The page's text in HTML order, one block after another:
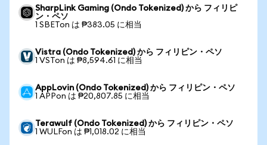
SharpLink Gaming (Ondo Tokenized) から フィリピ
ン・ペソ
1 SBETon は ₱383.05 に相当
Vistra (Ondo Tokenized) から フィリピン・ペソ
1 VSTon は ₱8,594.61 に相当
AppLovin (Ondo Tokenized) から フィリピン・ペソ
1 APPon は ₱20,807.85 に相当
Terawulf (Ondo Tokenized) から フィリピン・ペソ
1 WULFon は ₱1,018.02 に相当